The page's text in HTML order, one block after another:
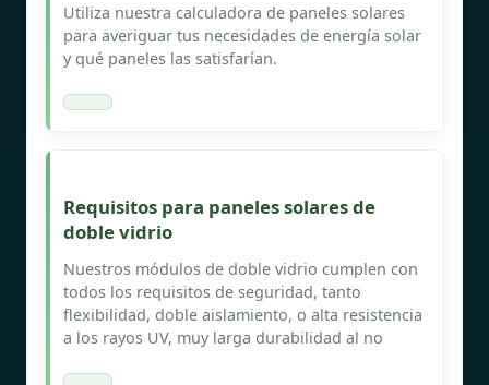
Utiliza nuestra calculadora de paneles solares
para averiguar tus necesidades de energía solar
y qué paneles las satisfarían.
Requisitos para paneles solares de
doble vidrio
Nuestros módulos de doble vidrio cumplen con
todos los requisitos de seguridad, tanto
flexibilidad, doble aislamiento, o alta resistencia
a los rayos UV, muy larga durabilidad al no